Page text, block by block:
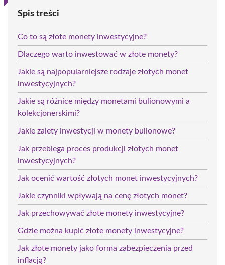
Spis treści
Co to są złote monety inwestycyjne?
Dlaczego warto inwestować w złote monety?
Jakie są najpopularniejsze rodzaje złotych monet
inwestycyjnych?
Jakie są różnice między monetami bulionowymi a
kolekcjonerskimi?
Jakie zalety inwestycji w monety bulionowe?
Jak przebiega proces produkcji złotych monet
inwestycyjnych?
Jak ocenić wartość złotych monet inwestycyjnych?
Jakie czynniki wpływają na cenę złotych monet?
Jak przechowywać złote monety inwestycyjne?
Gdzie można kupić złote monety inwestycyjne?
Jak złote monety jako forma zabezpieczenia przed
inflacją?